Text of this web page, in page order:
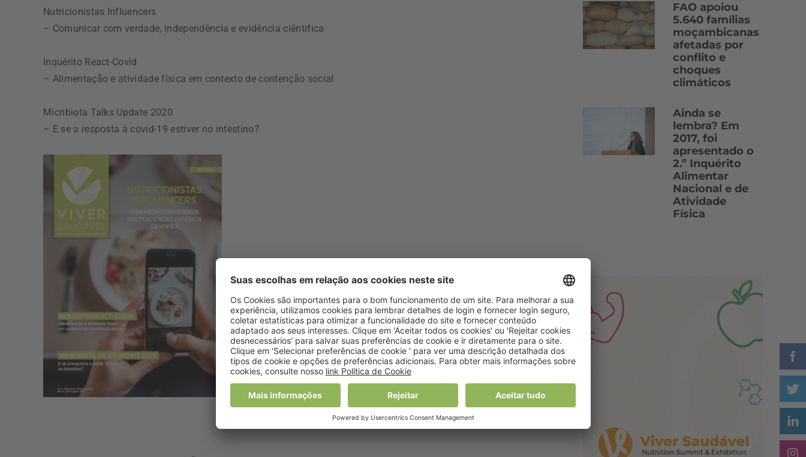
Nutricionistas Influencers
– Comunicar com verdade, independência e evidência ciêntifica
Inquérito React-Covid
– Alimentação e atividade física em contexto de contenção social
Micribiota Talks Update 2020
– E se a resposta à covid-19 estiver no intestino?
FAO apoiou
5.640 famílias
moçambicanas
afetadas por
conflito e
choques
climáticos
Ainda se
lembra? Em
2017, foi
apresentado o
2.º Inquérito
Alimentar
Nacional e de
Atividade
Física